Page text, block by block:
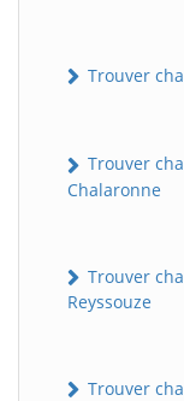
Trouver
Trouver
Chalaronne
Trouver
Reyssouze
Trouver